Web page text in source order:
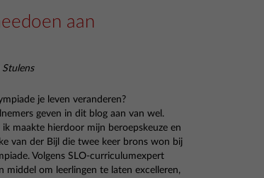
aan
je leven veranderen?
geven in dit blog aan van wel.
maakte hierdoor mijn beroepskeuze en
van der Bijl die twee keer brons won bij
Volgens SLO-curriculumexpert
middel om leerlingen te laten excelleren,